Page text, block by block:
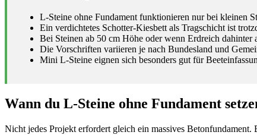
L-Steine ohne Fundament funktionieren nur bei kleinen
Ein verdichtetes Schotter-Kiesbett als Tragschicht ist
Bei Steinen ab 50 cm Höhe oder wenn Erdreich
Die Vorschriften variieren je nach Bundesland und
Mini L-Steine eignen sich besonders gut für
Wann du L-Steine ohne Fundament
Nicht jedes Projekt erfordert gleich ein massives